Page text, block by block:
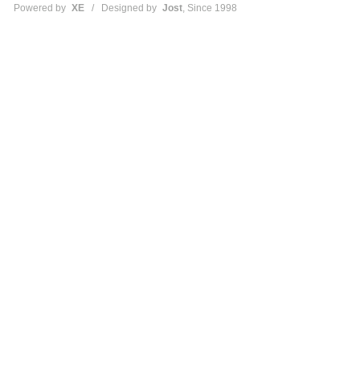
Powered by XE/ Designed by Jost, Since 1998